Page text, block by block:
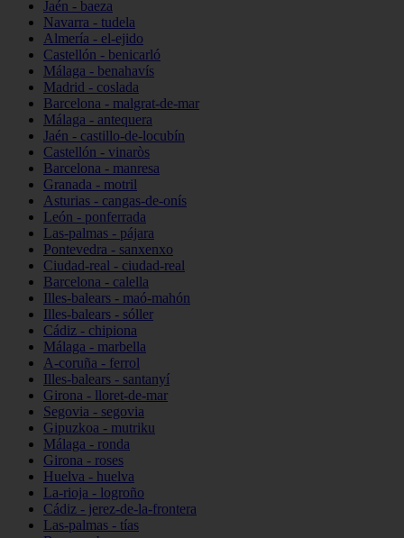
Jaén - baeza
Navarra - tudela
Almería - el-ejido
Castellón - benicarló
Málaga - benahavís
Madrid - coslada
Barcelona - malgrat-de-mar
Málaga - antequera
Jaén - castillo-de-locubín
Castellón - vinaròs
Barcelona - manresa
Granada - motril
Asturias - cangas-de-onís
León - ponferrada
Las-palmas - pájara
Pontevedra - sanxenxo
Ciudad-real - ciudad-real
Barcelona - calella
Illes-balears - maó-mahón
Illes-balears - sóller
Cádiz - chipiona
Málaga - marbella
A-coruña - ferrol
Illes-balears - santanyí
Girona - lloret-de-mar
Segovia - segovia
Gipuzkoa - mutriku
Málaga - ronda
Girona - roses
Huelva - huelva
La-rioja - logroño
Cádiz - jerez-de-la-frontera
Las-palmas - tías